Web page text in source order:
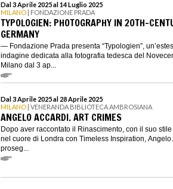
Dal 3 Aprile 2025 al 14 Luglio 2025
MILANO | FONDAZIONE PRADA
TYPOLOGIEN: PHOTOGRAPHY IN 20TH-
GERMANY
— Fondazione Prada presenta “Typologien”,
indagine dedicata alla fotografia tedesca del
Milano dal 3 ap...
Dal 3 Aprile 2025 al 28 Aprile 2025
MILANO | VENERANDA BIBLIOTECA AMBROSIANA
ANGELO ACCARDI. ART CRIMES
Dopo aver raccontato il Rinascimento, con il suo
nel cuore di Londra con Timeless Inspiration, Angelo
proseg...